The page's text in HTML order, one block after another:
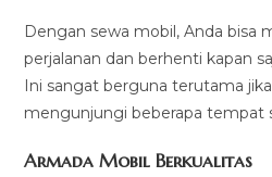
Dengan sewa mobil, Anda bisa
perjalanan dan berhenti kapan
Ini sangat berguna terutama
mengunjungi beberapa tempat
Armada Mobil Berkualitas